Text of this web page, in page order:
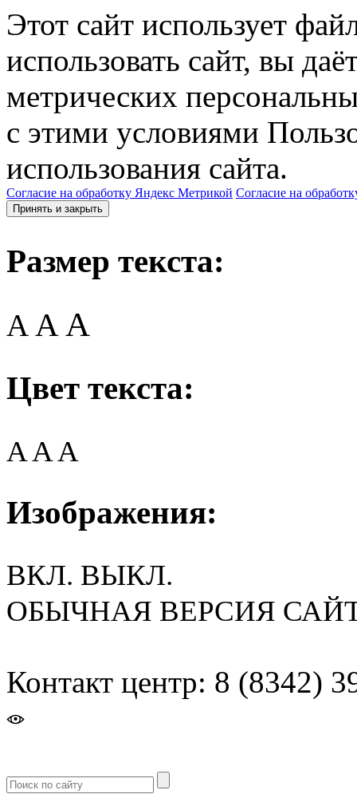
Этот сайт использует
использовать сайт, вы
метрических
с этими условиями
использования сайта.
Согласие на обработку Яндекс Метрикой Согласие на
Принять и закрыть
Размер текста:
A AA
Цвет текста:
AAA
Изображения:
ВКЛ. ВЫКЛ.
ОБЫЧНАЯ ВЕРСИЯ
Контакт центр: 8 (8342)